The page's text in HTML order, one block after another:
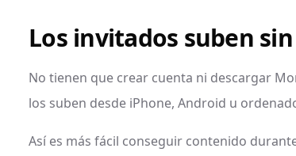
Los invitados suben
No tienen que crear cuenta ni descargar
los suben desde iPhone, Android u
Así es más fácil conseguir contenido